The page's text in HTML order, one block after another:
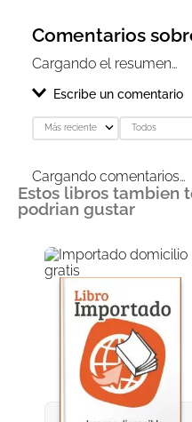
Comentarios
Cargando el resumen…
Escribe un comentario
Agregar
Título
Califica el producto
★★★★★
Tu nombre
Dirección de email
Más reciente Todos
Cargando comentarios…
Estos libros tambien
podrian gustar